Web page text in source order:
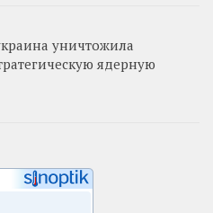
уничтожила
ядерную